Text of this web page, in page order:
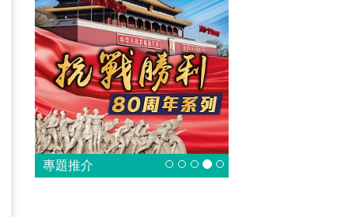
專題推介